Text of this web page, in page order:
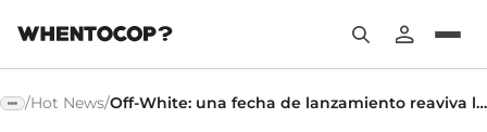
/Hot News/ Off-White: una fecha de lanzamiento reaviva los rumores de la Air Force 1 Low Sesame